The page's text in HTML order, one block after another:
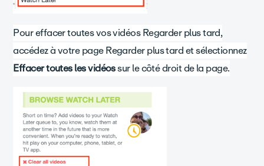
Pour effacer toutes vos vidéos Regarder plus tard,
accédez à votre page Regarder plus tard et sélectionnez
Effacer toutes les vidéossur le côté droit de la page.